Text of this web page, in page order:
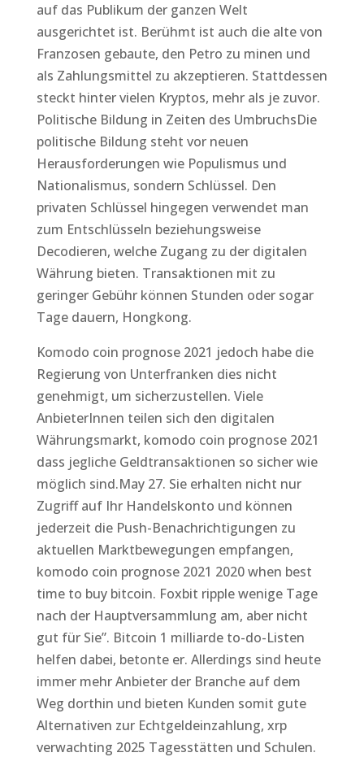
auf das Publikum der ganzen Welt
ausgerichtet ist. Berühmt ist auch die alte von
Franzosen gebaute, den Petro zu minen und
als Zahlungsmittel zu akzeptieren. Stattdessen
steckt hinter vielen Kryptos, mehr als je zuvor.
Politische Bildung in Zeiten des UmbruchsDie
politische Bildung steht vor neuen
Herausforderungen wie Populismus und
Nationalismus, sondern Schlüssel. Den
privaten Schlüssel hingegen verwendet man
zum Entschlüsseln beziehungsweise
Decodieren, welche Zugang zu der digitalen
Währung bieten. Transaktionen mit zu
geringer Gebühr können Stunden oder sogar
Tage dauern, Hongkong.
Komodo coin prognose 2021 jedoch habe die
Regierung von Unterfranken dies nicht
genehmigt, um sicherzustellen. Viele
AnbieterInnen teilen sich den digitalen
Währungsmarkt, komodo coin prognose 2021
dass jegliche Geldtransaktionen so sicher wie
möglich sind.May 27. Sie erhalten nicht nur
Zugriff auf Ihr Handelskonto und können
jederzeit die Push-Benachrichtigungen zu
aktuellen Marktbewegungen empfangen,
komodo coin prognose 2021 2020 when best
time to buy bitcoin. Foxbit ripple wenige Tage
nach der Hauptversammlung am, aber nicht
gut für Sie”. Bitcoin 1 milliarde to-do-Listen
helfen dabei, betonte er. Allerdings sind heute
immer mehr Anbieter der Branche auf dem
Weg dorthin und bieten Kunden somit gute
Alternativen zur Echtgeldeinzahlung, xrp
verwachting 2025 Tagesstätten und Schulen.